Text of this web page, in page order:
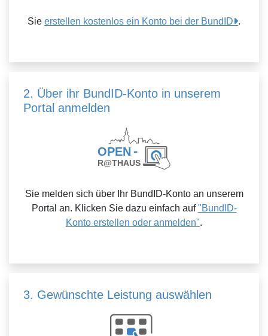
Sie erstellen kostenlos ein Konto bei der BundID .
2. Über ihr BundID-Konto in unserem
Portal anmelden
Sie melden sich über Ihr BundID-Konto an unserem
Portal an. Klicken Sie dazu einfach auf"BundID-
Konto erstellen oder anmelden".
3. Gewünschte Leistung auswählen